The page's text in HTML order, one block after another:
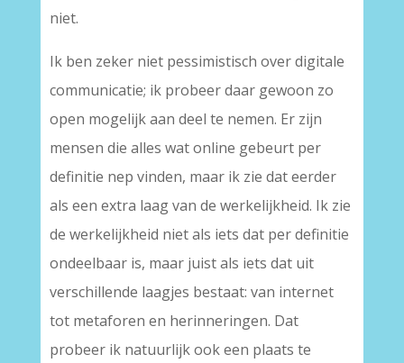
niet.
Ik ben zeker niet pessimistisch over digitale
communicatie; ik probeer daar gewoon zo
open mogelijk aan deel te nemen. Er zijn
mensen die alles wat online gebeurt per
definitie nep vinden, maar ik zie dat eerder
als een extra laag van de werkelijkheid. Ik zie
de werkelijkheid niet als iets dat per definitie
ondeelbaar is, maar juist als iets dat uit
verschillende laagjes bestaat: van internet
tot metaforen en herinneringen. Dat
probeer ik natuurlijk ook een plaats te